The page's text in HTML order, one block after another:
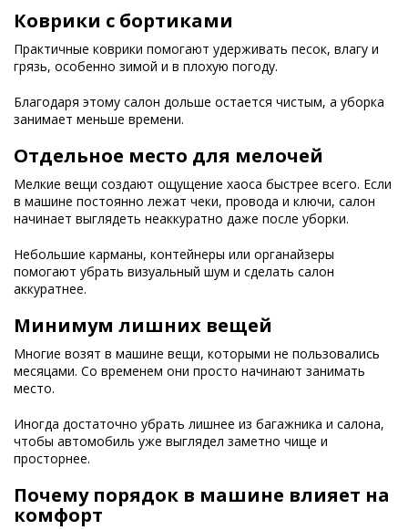
Коврики с бортиками
Практичные коврики помогают удерживать песок, влагу и
грязь, особенно зимой и в плохую погоду.
Благодаря этому салон дольше остается чистым, а уборка
занимает меньше времени.
Отдельное место для мелочей
Мелкие вещи создают ощущение хаоса быстрее всего. Если
в машине постоянно лежат чеки, провода и ключи, салон
начинает выглядеть неаккуратно даже после уборки.
Небольшие карманы, контейнеры или органайзеры
помогают убрать визуальный шум и сделать салон
аккуратнее.
Минимум лишних вещей
Многие возят в машине вещи, которыми не пользовались
месяцами. Со временем они просто начинают занимать
место.
Иногда достаточно убрать лишнее из багажника и салона,
чтобы автомобиль уже выглядел заметно чище и
просторнее.
Почему порядок в машине влияет на
комфорт